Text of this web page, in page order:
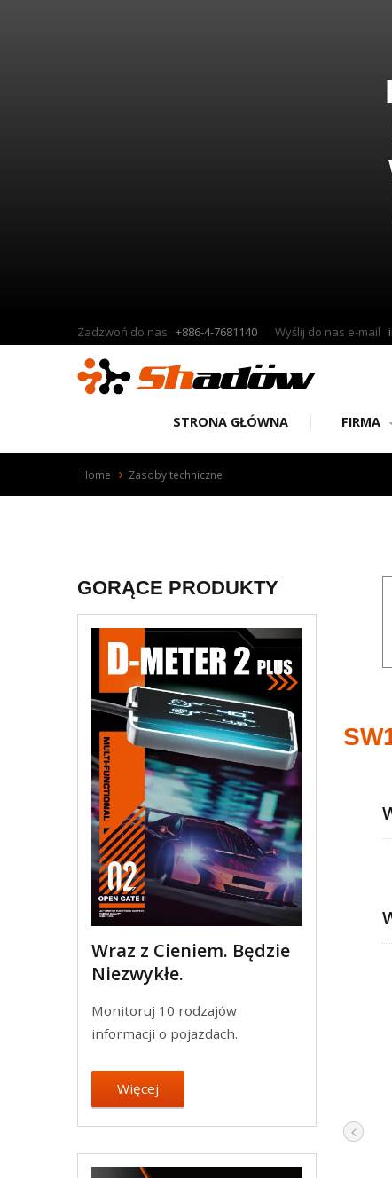
Zadzwoń do nas +886-4-7681140 Wyślij do nas e-mail
STRONA GŁÓWNA FIRMA
Home Zasoby techniczne
GORĄCE PRODUKTY
Wraz z Cieniem. Będzie
Niezwykłe.
Monitoruj 10 rodzajów
informacji o pojazdach.
Więcej